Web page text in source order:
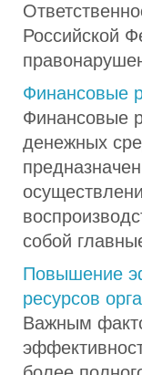
Российской
Финансовые
Финансовые
денежных
собой
Повышение
ресурсов
Важным